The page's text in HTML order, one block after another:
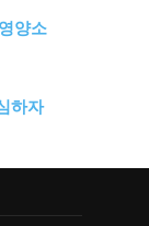
양소
하자